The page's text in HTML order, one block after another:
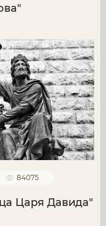
84075
Царя Давида"